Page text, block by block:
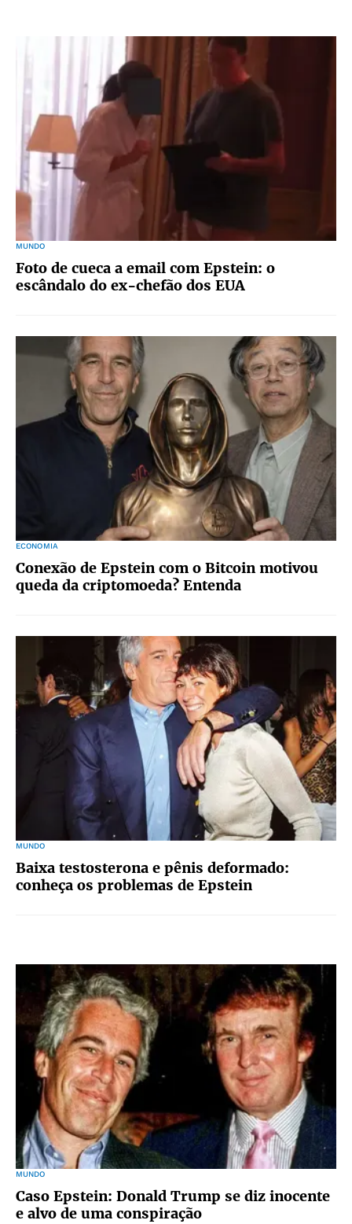
MUNDO
Foto de cueca a email com Epstein: o
escândalo do ex-chefão dos EUA
ECONOMIA
Conexão de Epstein com o Bitcoin motivou
queda da criptomoeda? Entenda
MUNDO
Baixa testosterona e pênis deformado:
conheça os problemas de Epstein
MUNDO
Caso Epstein: Donald Trump se diz inocente
e alvo de uma conspiração